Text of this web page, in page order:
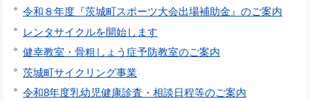
令和８年度『茨城町スポーツ大会出場補助金』のご案内
レンタサイクルを開始します
健幸教室・骨粗しょう症予防教室のご案内
茨城町サイクリング事業
令和8年度乳幼児健康診査・相談日程等のご案内